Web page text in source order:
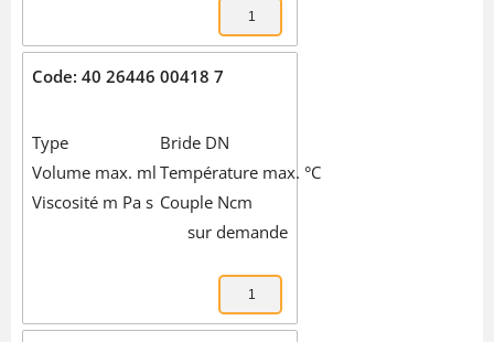
Code: 40 26446 00418 7
Type
Bride DN
Volume max. ml Température max. °C
Viscosité m Pa s Couple Ncm
sur demande